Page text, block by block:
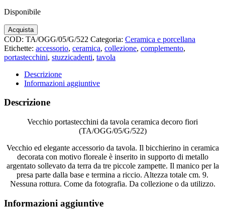
Disponibile
Vecchio
portastecchini
da
tavola
ceramica
quantità
Acquista
COD: TA/OGG/05/G/522 Categoria: Ceramica e porcellana
Etichette: accessorio, ceramica, collezione, complemento,
portastecchini, stuzzicadenti, tavola
Descrizione
Informazioni aggiuntive
Descrizione
Vecchio portastecchini da tavola ceramica decoro fiori
(TA/OGG/05/G/522)
Vecchio ed elegante accessorio da tavola. Il bicchierino in ceramica
decorata con motivo floreale è inserito in supporto di metallo
argentato sollevato da terra da tre piccole zampette. Il manico per la
presa parte dalla base e termina a riccio. Altezza totale cm. 9.
Nessuna rottura. Come da fotografia. Da collezione o da utilizzo.
Informazioni aggiuntive